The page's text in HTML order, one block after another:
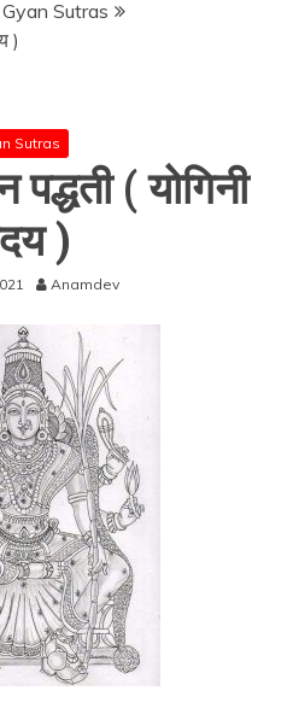
Gyan Sutras
)
Sutras
( योगिनी
)
Anamdev